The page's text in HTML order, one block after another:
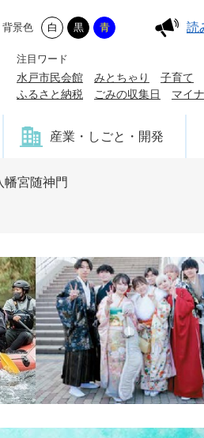
背景色 白 黒 青 読
注目ワード
水戸市民会館 みとちゃり
子育て
ふるさと納税
ごみの収集日 マイ
産業・しごと・開発
幡宮随神門